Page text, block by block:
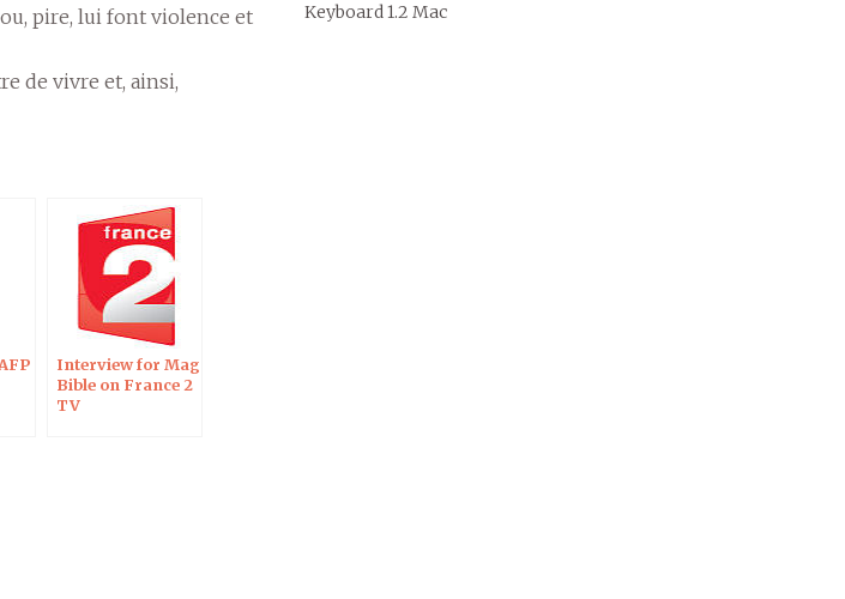
pire, lui font violence et
de vivre et, ainsi,
Interview for Mag
Bible on France 2
TV
Keyboard 1.2 Mac